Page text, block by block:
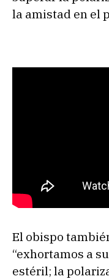
la amistad en el
El obispo
“exhortamos a
estéril; la